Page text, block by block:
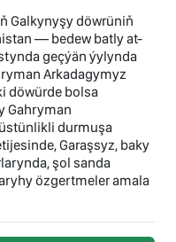
Galkynyşy döwrüniň
— bedew batly at-
geçýän ýylynda
Arkadagymyz
döwürde bolsa
Gahryman
durmuşa
Garaşsyz, baky
şol sanda
özgertmeler amala